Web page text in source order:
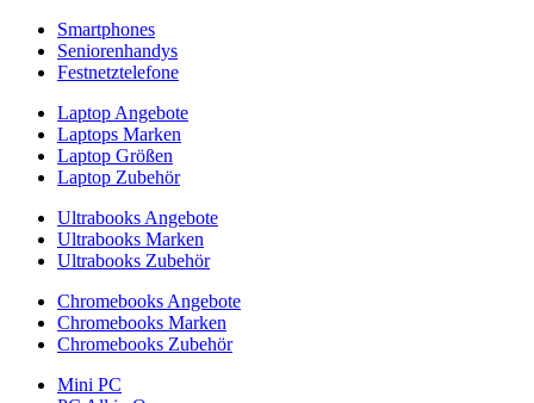
Smartphones
Seniorenhandys
Festnetztelefone
Laptop Angebote
Laptops Marken
Laptop Größen
Laptop Zubehör
Ultrabooks Angebote
Ultrabooks Marken
Ultrabooks Zubehör
Chromebooks Angebote
Chromebooks Marken
Chromebooks Zubehör
Mini PC